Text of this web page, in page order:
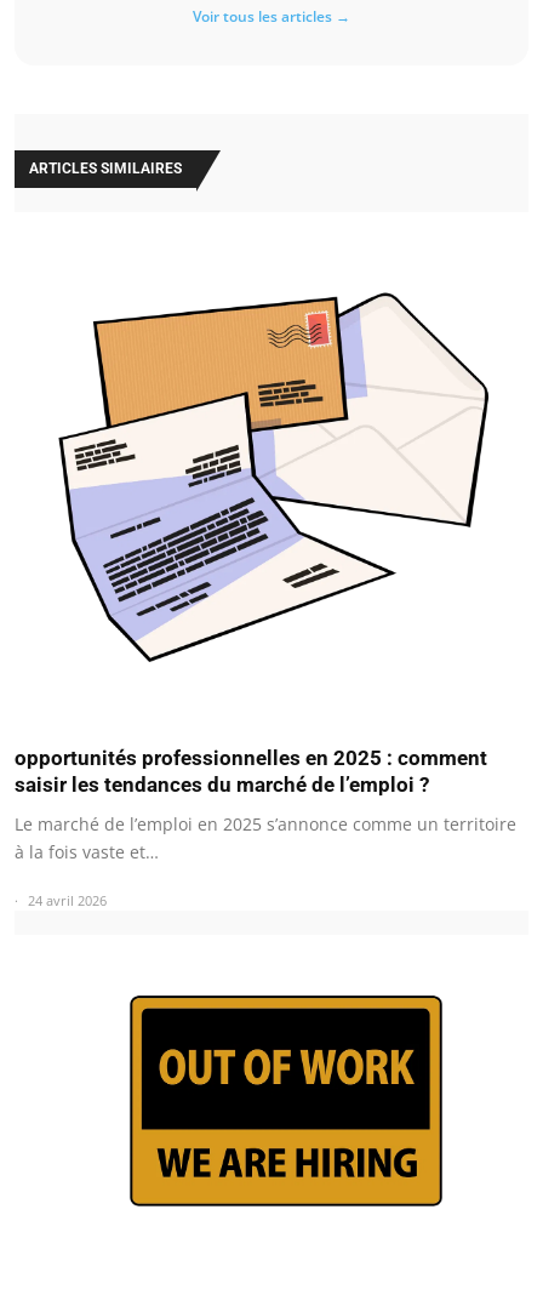
Voir tous les articles →
ARTICLES SIMILAIRES
opportunités professionnelles en 2025 : comment
saisir les tendances du marché de l’emploi ?
Le marché de l’emploi en 2025 s’annonce comme un territoire
à la fois vaste et…
24 avril 2026